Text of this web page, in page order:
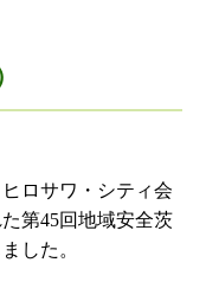
ロサワ・シティ会
第45回地域安全茨
した。